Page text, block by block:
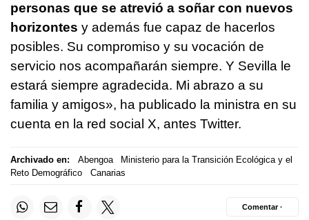
personas que se atrevió a soñar con nuevos
horizontes y además fue capaz de hacerlos
posibles. Su compromiso y su vocación de
servicio nos acompañarán siempre. Y Sevilla le
estará siempre agradecida. Mi abrazo a su
familia y amigos», ha publicado la ministra en su
cuenta en la red social X, antes Twitter.
Archivado en: Abengoa
Ministerio para la Transición Ecológica y el
Reto Demográfico
Canarias
Comentar ·